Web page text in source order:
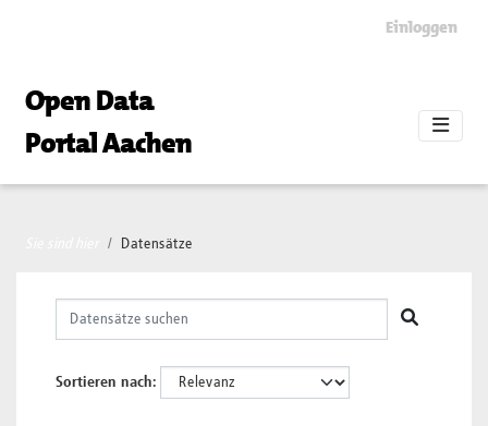
Einloggen
Open Data
Portal Aachen
Datensätze
Sortieren nach